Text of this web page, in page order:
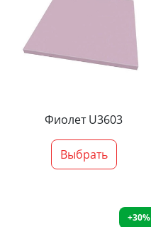
Фиолет U3603
Выбрать
+30%